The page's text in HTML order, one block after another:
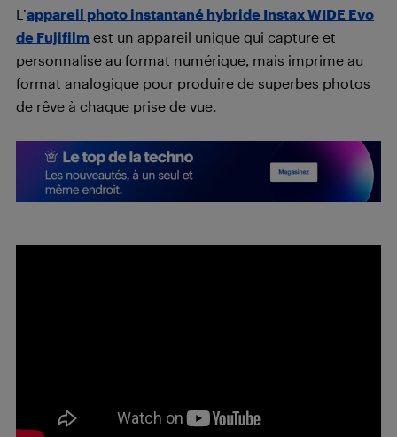
L’appareil photo instantané hybride Instax WIDE Evo
de Fujifilm est un appareil unique qui capture et
personnalise au format numérique, mais imprime au
format analogique pour produire de superbes photos
de rêve à chaque prise de vue.